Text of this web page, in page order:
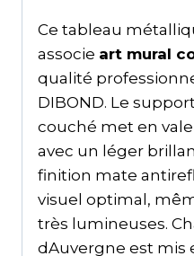
Ce tableau
associe art mural
qualité
DIBOND. Le
couché met en
avec un léger
finition mate
visuel optimal,
très lumineuses.
dAuvergne est mis